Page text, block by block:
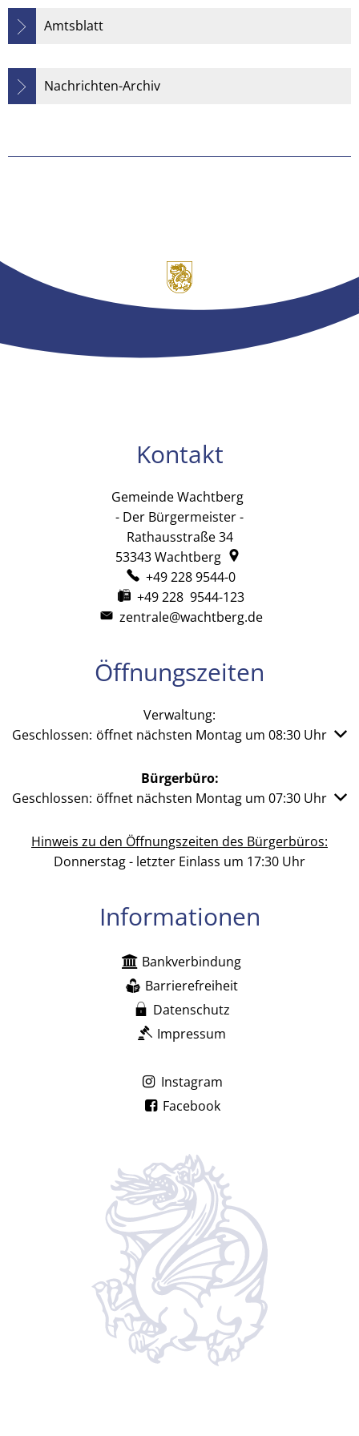
Amtsblatt
Nachrichten-Archiv
Kontakt
Gemeinde Wachtberg
- Der Bürgermeister -
Rathausstraße 34
53343Wachtberg
+49 228 9544-0
+49 228 9544-123
zentrale@wachtberg.de
Öffnungszeiten
Verwaltung:
Klicken, um weitere Öffnungs- oder Schließzeiten
Geschlossen: öffnet nächsten Montag um 08:30 Uhr
Bürgerbüro:
Klicken, um weitere Öffnungs- oder Schließzeiten
Geschlossen: öffnet nächsten Montag um 07:30 Uhr
Hinweis zu den Öffnungszeiten des Bürgerbüros:
Donnerstag - letzter Einlass um 17:30 Uhr
Informationen
Bankverbindung
Barrierefreiheit
Datenschutz
Impressum
Instagram
Facebook